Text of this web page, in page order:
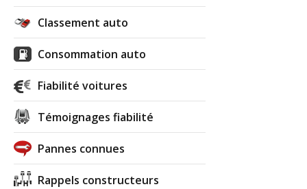
Classement auto
Consommation auto
Fiabilité voitures
Témoignages fiabilité
Pannes connues
Rappels constructeurs